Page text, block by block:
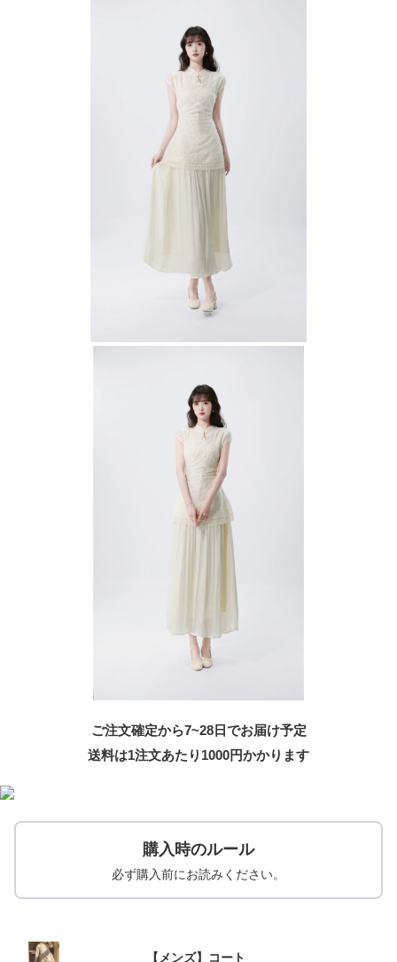
ご注文確定から7~28日でお届け予定
送料は1注文あたり 1000円かかります
購入時のルール
必ず購入前にお読みください。
【メンズ】コート